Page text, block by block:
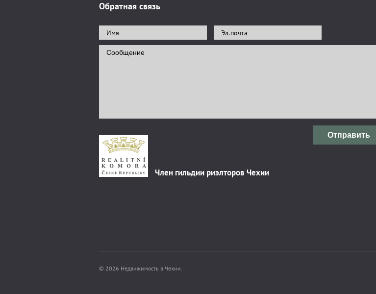
Обратная связь
Отправить
Член гильдии риэлторов Чехии
© 2026 Недвижимость в Чехии.